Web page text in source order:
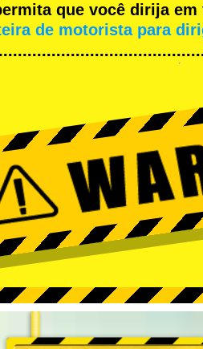
que você dirija
de motorista para